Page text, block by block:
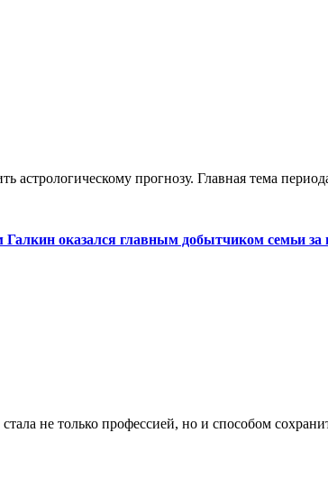
астрологическому прогнозу. Главная тема
оказался главным добытчиком семьи за
не только профессией, но и способом